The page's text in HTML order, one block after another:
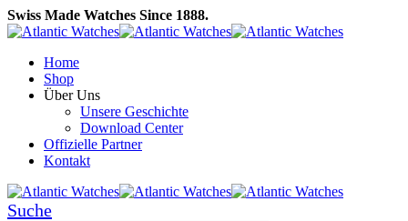
Swiss Made Watches Since 1888.
Home
Shop
Über Uns
Unsere Geschichte
Download Center
Offizielle Partner
Kontakt
Suche